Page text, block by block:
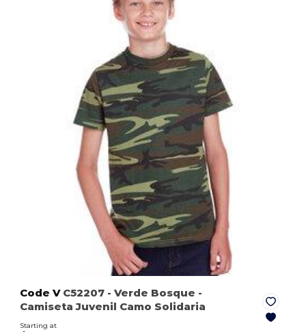
Code VC52207 - Verde Bosque -
Camiseta Juvenil Camo Solidaria
Starting at